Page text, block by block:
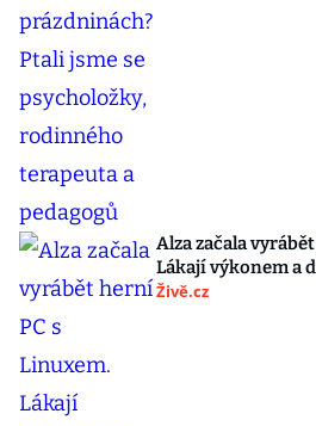
Alza začala
Lákají výkonem a
Živě.cz